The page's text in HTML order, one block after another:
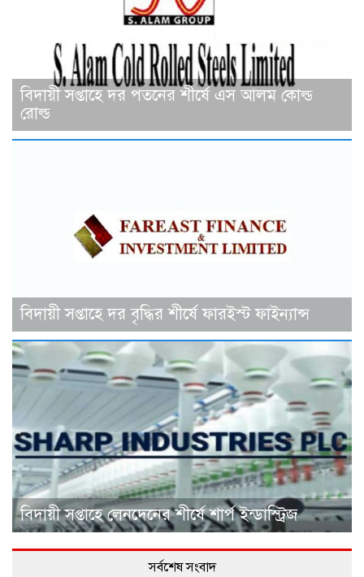
বিদায়ী সপ্তাহে দর পতনের শীর্ষে এস আলম কোল্ড
রোল্ড
বিদায়ী সপ্তাহে দর বৃদ্ধির শীর্ষে ফারইস্ট ফাইন্যান্স
বিদায়ী সপ্তাহে লেনদেনের শীর্ষে শার্প ইন্ডাস্ট্রিজ
সর্বশেষ সংবাদ